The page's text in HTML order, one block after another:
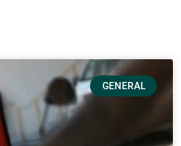
GENERAL